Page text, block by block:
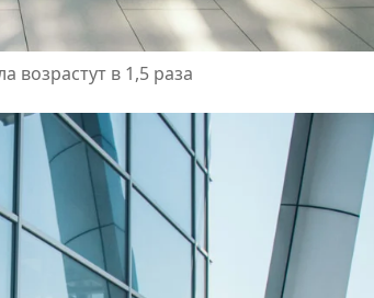
в 1,5 раза